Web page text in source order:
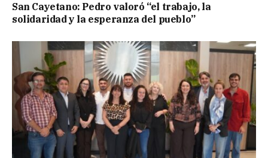
San Cayetano: Pedro valoró “el trabajo, la
solidaridad y la esperanza del pueblo”